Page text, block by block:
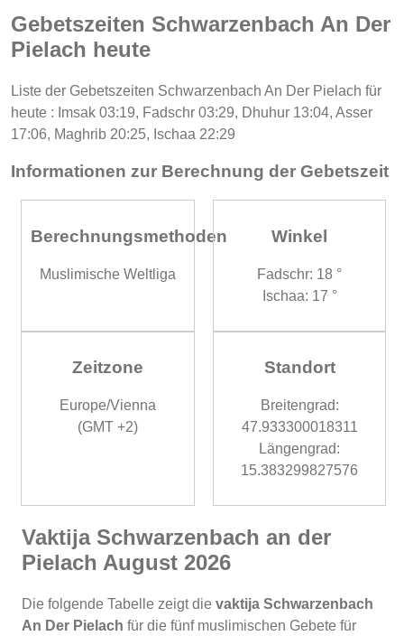
Gebetszeiten Schwarzenbach An Der
Pielach heute
Liste der Gebetszeiten Schwarzenbach An Der Pielach für
heute : Imsak 03:19, Fadschr 03:29, Dhuhur 13:04, Asser
17:06, Maghrib 20:25, Ischaa 22:29
Informationen zur Berechnung der Gebetszeit
Berechnungsmethoden
Muslimische Weltliga
Winkel
Fadschr: 18 °
Ischaa: 17 °
Zeitzone
Europe/Vienna
(GMT +2)
Standort
Breitengrad:
47.933300018311
Längengrad:
15.383299827576
Vaktija Schwarzenbach an der
Pielach August 2026
Die folgende Tabelle zeigt die vaktija Schwarzenbach
An Der Pielach für die fünf muslimischen Gebete für